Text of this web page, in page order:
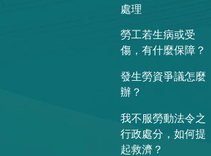
處理
勞工若生病或受
傷，有什麼保障？
發生勞資爭議怎麼
辦？
我不服勞動法令之
行政處分，如何提
起救濟？